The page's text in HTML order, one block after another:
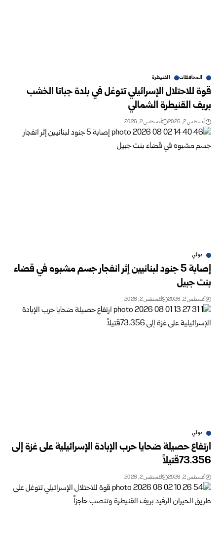
المحافظات القنيطرة
قوة للاحتلال الإسرائيلي تتوغل في بلدة جباتا الخشب
بريف القنيطرة الشمالي
أغسطس 2, 2026 أغسطس 2, 2026
دولي
إصابة 5 جنود لبنانيين إثر انفجار جسم مشبوه في قضاء
بنت جبيل
أغسطس 2, 2026 أغسطس 2, 2026
دولي
ارتفاع حصيلة ضحايا حرب الإبادة الإسرائيلية على غزة إلى
73.356قتيلاً
أغسطس 2, 2026 أغسطس 2, 2026